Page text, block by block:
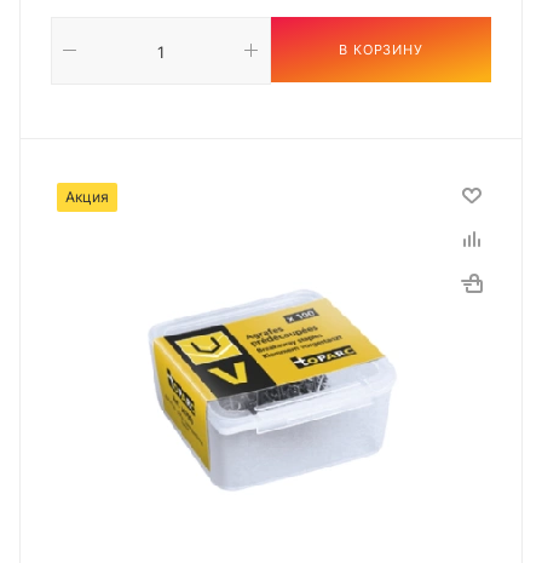
В КОРЗИНУ
Акция